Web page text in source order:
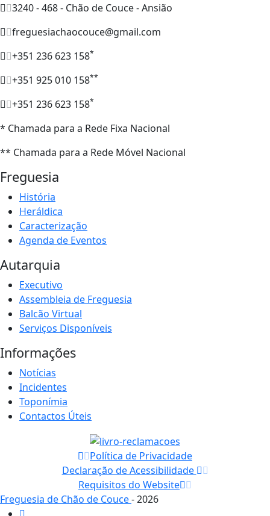
3240 - 468 - Chão de Couce - Ansião
freguesiachaocouce@gmail.com
+351 236 623 158*
+351 925 010 158**
+351 236 623 158*
* Chamada para a Rede Fixa Nacional
** Chamada para a Rede Móvel Nacional
Freguesia
História
Heráldica
Caracterização
Agenda de Eventos
Autarquia
Executivo
Assembleia de Freguesia
Balcão Virtual
Serviços Disponíveis
Informações
Notícias
Incidentes
Toponímia
Contactos Úteis
Política de Privacidade
Declaração de Acessibilidade
Requisitos do Website
Freguesia de Chão de Couce- 2026